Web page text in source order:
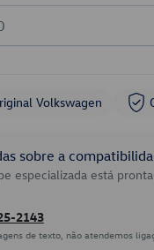
Volkswagen
sobre a
especializada está
2143
de texto, não atendemos